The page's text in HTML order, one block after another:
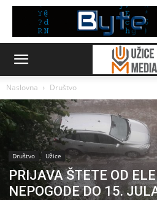
Naslovna Društvo
Društvo Užice
PRIJAVA ŠTETE OD
NEPOGODE DO 15.